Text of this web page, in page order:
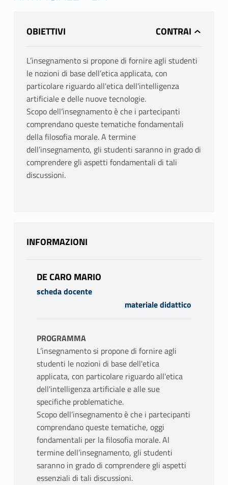
OBIETTIVI
L’insegnamento si propone di fornire agli studenti
le nozioni di base dell’etica applicata, con
particolare riguardo all'etica dell'intelligenza
artificiale e delle nuove tecnologie.
Scopo dell’insegnamento è che i partecipanti
comprendano queste tematiche fondamentali
della filosofia morale. A termine
dell’insegnamento, gli studenti saranno in grado di
comprendere gli aspetti fondamentali di tali
discussioni.
INFORMAZIONI
DE CARO MARIO
scheda docente
materiale didattico
PROGRAMMA
L’insegnamento si propone di fornire agli
studenti le nozioni di base dell'etica
applicata, con particolare riguardo all'etica
dell'intelligenza artificiale e alle sue
specifiche problematiche.
Scopo dell’insegnamento è che i partecipanti
comprendano queste tematiche, oggi
fondamentali per la filosofia morale. Al
termine dell’insegnamento, gli studenti
saranno in grado di comprendere gli aspetti
essenziali di tali discussioni.